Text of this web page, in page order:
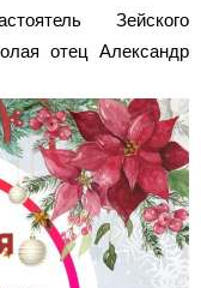
Зейского
отец Александр